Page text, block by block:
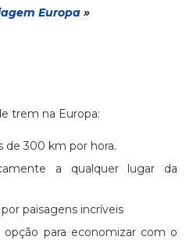
gem Europa »
trem na Europa:
de 300 km por hora.
a qualquer lugar da
paisagens incríveis
para economizar com o